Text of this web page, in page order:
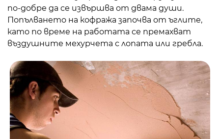
по-добре да се извършва от двама души.
Попълването на кофража започва от ъглите,
като по време на работата се премахват
въздушните мехурчета с лопата или гребла.